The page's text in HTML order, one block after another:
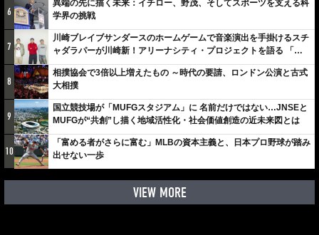
6
異端の先に描く未来：イチロー、野茂、そしてスポーツを支える科
学界の挑戦
7
川崎ブレイブサンダースのホームゲームで音楽演出を手掛けるスチ
ャダラパーが川崎新！アリーナシティ・プロジェクトを語る 「楽
しみでしかないでしょ。川崎は、ずっと成長曲線だから」
8
相撲協会で3倍以上増えたもの ～時代の要請、ロンドン公演と古式
大相撲
9
国立競技場が「MUFGスタジアム」に 名前だけではない…JNSEと
MUFGが“共創”し描く地域活性化・社会価値創造の近未来図とは
10
「富める者がさらに富む」MLBの資本主義と、日本プロ野球が踏み
出せない一歩
VIEW MORE